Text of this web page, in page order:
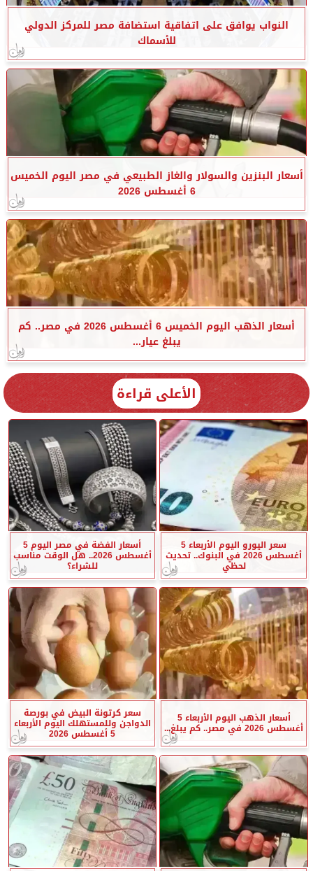
النواب يوافق على اتفاقية استضافة مصر للمركز الدولي
للأسماك
أسعار البنزين والسولار والغاز الطبيعي في مصر اليوم الخميس
6 أغسطس 2026
أسعار الذهب اليوم الخميس 6 أغسطس 2026 في مصر.. كم
يبلغ عيار...
الأعلى قراءة
سعر اليورو اليوم الأربعاء 5
أغسطس 2026 في البنوك.. تحديث
لحظي
أسعار الفضة في مصر اليوم 5
أغسطس 2026.. هل الوقت مناسب
للشراء؟
أسعار الذهب اليوم الأربعاء 5
أغسطس 2026 في مصر.. كم يبلغ...
سعر كرتونة البيض في بورصة
الدواجن وللمستهلك اليوم الأربعاء
5 أغسطس 2026